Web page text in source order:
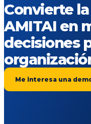
Convierte
AMITAI en
decisiones
Me interesa una